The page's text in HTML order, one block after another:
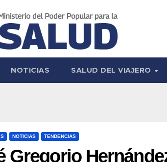
NOTICIAS SALUD DEL VIAJERO
NOTICIAS TENDENCIAS
Gregorio